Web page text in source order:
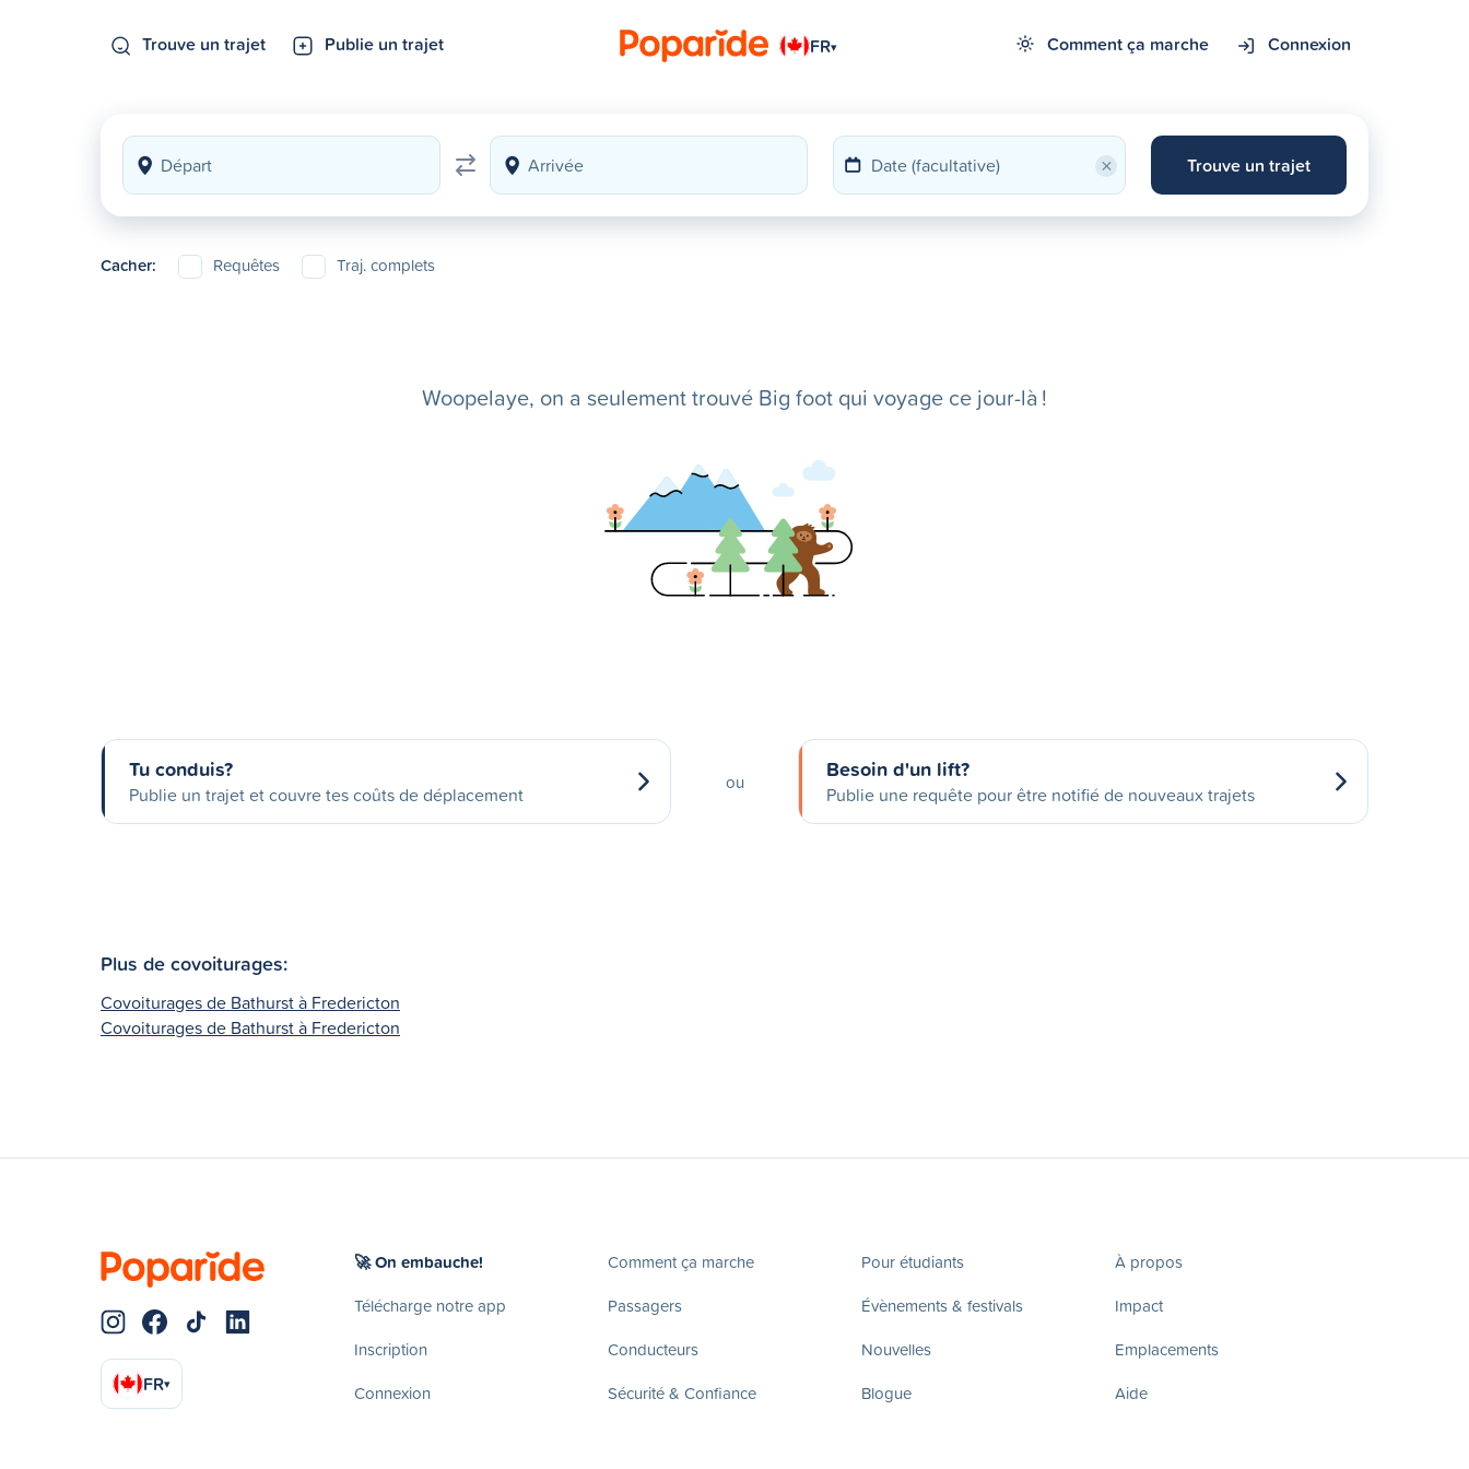
Trouve un trajet Publie un trajet FR▾ Comment ça marche Connexion
× Trouve un trajet
Cacher: Requêtes Traj. complets
Woopelaye, on a seulement trouvé Big foot qui voyage ce jour-là !
Tu conduis?
Publie un trajet et couvre tes coûts de déplacement
ou Besoin d'un lift?
Publie une requête pour être notifié de nouveaux trajets
Plus de covoiturages:
Covoiturages de Bathurst à Fredericton
Covoiturages de Bathurst à Fredericton
FR▾
🚀 On embauche!
Télécharge notre app
Inscription
Connexion
Comment ça marche
Passagers
Conducteurs
Sécurité & Confiance
Pour étudiants
Évènements & festivals
Nouvelles
Blogue
À propos
Impact
Emplacements
Aide